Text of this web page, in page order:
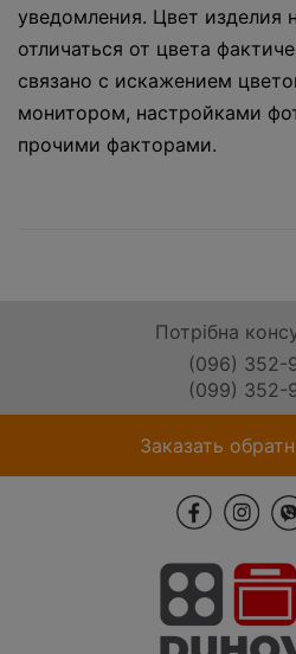
уведомления. Цвет изделия
отличаться от цвета
связано с искажением
монитором, настройками
прочими факторами.
Потрібна
(096) 352-
(099) 352-
Заказать